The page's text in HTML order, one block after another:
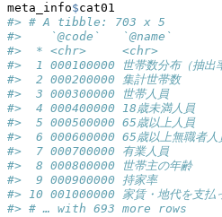
meta_info$cat01
#> # A tibble: 703 x 5
#>    `@code`   `@name`
#>  * <chr>     <chr>
#>  1 000100000 世帯数分
#>  2 000200000 集計
#>  3 000300000 世帯
#>  4 000400000 18歳未
#>  5 000500000 65歳以
#>  6 000600000 65歳以
#>  7 000700000 有業
#>  8 000800000 世帯
#>  9 000900000 持
#> 10 001000000 家賃・地
#> # … with 693 more rows